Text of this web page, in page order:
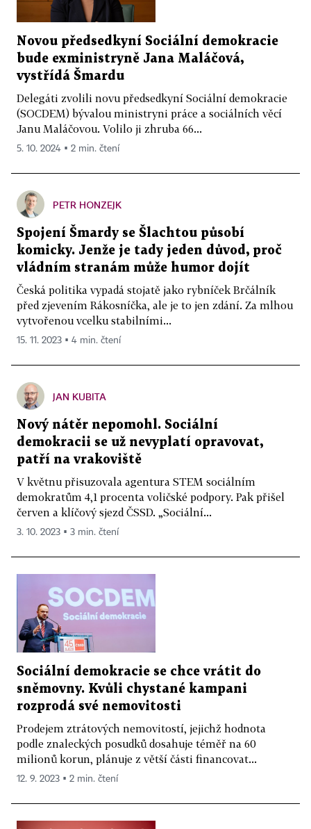
Novou předsedkyní Sociální demokracie
bude exministryně Jana Maláčová,
vystřídá Šmardu
Delegáti zvolili novu předsedkyní Sociální demokracie
(SOCDEM) bývalou ministryni práce a sociálních věcí
Janu Maláčovou. Volilo ji zhruba 66...
5. 10. 2024 ▪ 2 min. čtení
PETR HONZEJK
Spojení Šmardy se Šlachtou působí
komicky. Jenže je tady jeden důvod, proč
vládním stranám může humor dojít
Česká politika vypadá stojatě jako rybníček Brčálník
před zjevením Rákosníčka, ale je to jen zdání. Za mlhou
vytvořenou vcelku stabilními...
15. 11. 2023 ▪ 4 min. čtení
JAN KUBITA
Nový nátěr nepomohl. Sociální
demokracii se už nevyplatí opravovat,
patří na vrakoviště
V květnu přisuzovala agentura STEM sociálním
demokratům 4,1 procenta voličské podpory. Pak přišel
červen a klíčový sjezd ČSSD. „Sociální...
3. 10. 2023 ▪ 3 min. čtení
Sociální demokracie se chce vrátit do
sněmovny. Kvůli chystané kampani
rozprodá své nemovitosti
Prodejem ztrátových nemovitostí, jejichž hodnota
podle znaleckých posudků dosahuje téměř na 60
milionů korun, plánuje z větší části financovat...
12. 9. 2023 ▪ 2 min. čtení